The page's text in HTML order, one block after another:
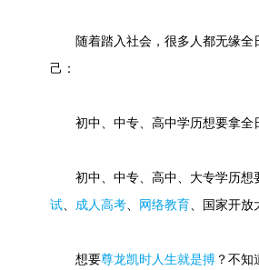
随着踏入社会，很多人都无缘全
己：
初中、中专、高中学历想要拿全
初中、中专、高中、大专学历想
试、 成人高考、 网络教育、国家开放
想要尊龙凯时人生就是搏 ？不知